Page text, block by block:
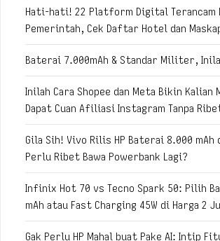
Hati-hati! 22 Platform Digital Terancam
Pemerintah, Cek Daftar Hotel dan
Baterai 7.000mAh & Standar Militer,
Inilah Cara Shopee dan Meta Bikin Kalian
Dapat Cuan Afiliasi Instagram Tanpa
Gila Sih! Vivo Rilis HP Baterai 8.000 mAh
Perlu Ribet Bawa Powerbank Lagi?
Infinix Hot 70 vs Tecno Spark 50: Pilih
mAh atau Fast Charging 45W di Harga 2
Gak Perlu HP Mahal buat Pake AI: Intip